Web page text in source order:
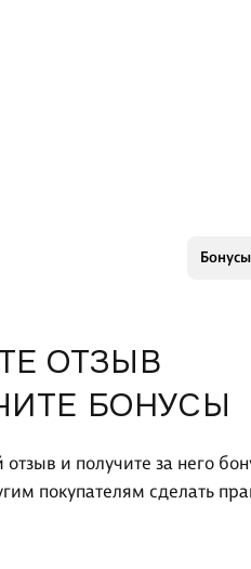
ОТЗЫВ
БОНУСЫ
отзыв и получите за него
покупателям сделать